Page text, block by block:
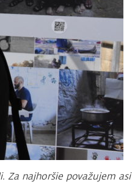
Za najhoršie považujem asi